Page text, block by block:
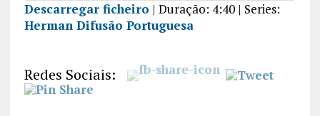
PARTILHA
INCORPO
RAR
Descarregar ficheiro | Duração: 4:40| Series:
Herman Difusão Portuguesa
Redes Sociais: